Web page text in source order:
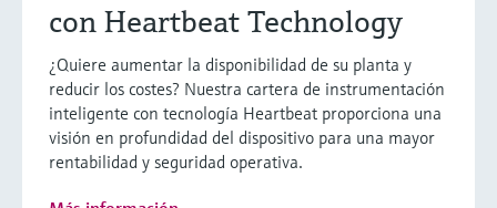
con Heartbeat Technology
¿Quiere aumentar la disponibilidad de su planta y
reducir los costes? Nuestra cartera de instrumentación
inteligente con tecnología Heartbeat proporciona una
visión en profundidad del dispositivo para una mayor
rentabilidad y seguridad operativa.